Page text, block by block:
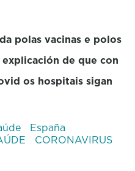
polas vacinas e polos
de que con
os hospitais sigan
España
CORONAVIRUS